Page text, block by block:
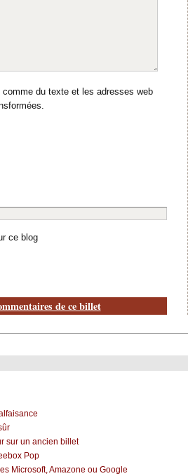
comme du texte et les adresses web
ce blog
de ce billet
sur un ancien billet
Pop
Microsoft, Amazone ou Google